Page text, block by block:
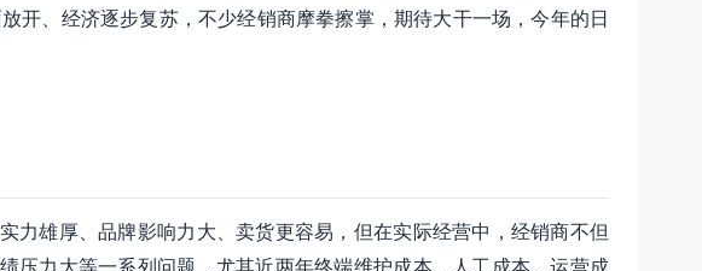
开、经济逐步复苏，不少经销商摩拳擦掌，期待大干一场，今年的日
力雄厚、品牌影响力大、卖货更容易，但在实际经营中，经销商不但